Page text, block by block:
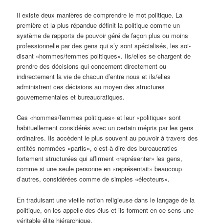
Il existe deux manières de comprendre le mot politique. La
première et la plus répandue définit la politique comme un
système de rapports de pouvoir géré de façon plus ou moins
professionnelle par des gens qui s’y sont spécialisés, les soi-
disant «hommes/femmes politiques». Ils/elles se chargent de
prendre des décisions qui concernent directement ou
indirectement la vie de chacun d’entre nous et ils/elles
administrent ces décisions au moyen des structures
gouvernementales et bureaucratiques.
Ces «hommes/femmes politiques» et leur «politique» sont
habituellement considérés avec un certain mépris par les gens
ordinaires. Ils accèdent le plus souvent au pouvoir à travers des
entités nommées «partis», c’est-à-dire des bureaucraties
fortement structurées qui affirment «représenter» les gens,
comme si une seule personne en «représentait» beaucoup
d’autres, considérées comme de simples «électeurs».
En traduisant une vieille notion religieuse dans le langage de la
politique, on les appelle des élus et ils forment en ce sens une
véritable élite hiérarchique.